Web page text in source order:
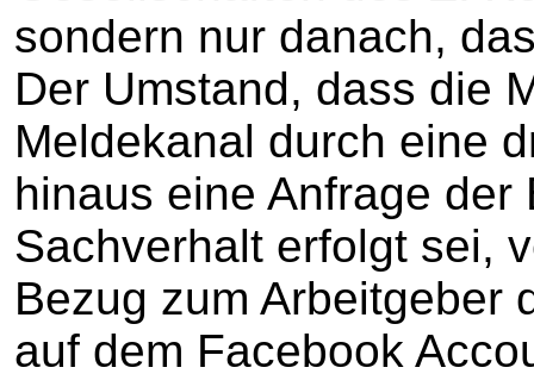
sondern nur danach,
Der Umstand, dass die
Meldekanal durch eine
hinaus eine Anfrage der
Sachverhalt erfolgt sei,
Bezug zum Arbeitgeber
auf dem Facebook